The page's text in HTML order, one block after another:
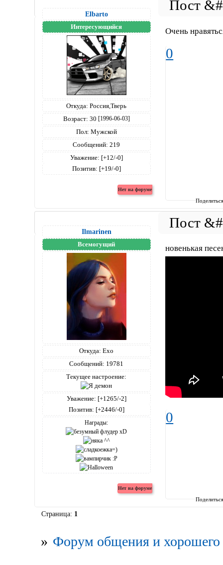
Elbarto
Интересующийся
Откуда: Россия,Тверь
Возраст: 30 [1996-06-03]
Пол: Мужской
Сообщений: 219
Уважение: [+12/-0]
Позитив: [+19/-0]
Очень
0
Ilmarinen
Всемогущий
Откуда: Ехо
Сообщений: 19781
Текущее настроение:
Уважение: [+1265/-2]
Позитив: [+2446/-0]
Награды:
новенькая
0
Страница: 1
» Форум общения и хорошего